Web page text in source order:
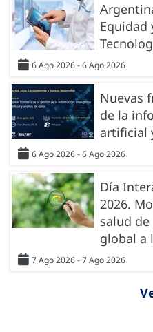
Equidad
6 Ago 2026 - 6 Ago 2026
Nuevas
de la
artificial
6 Ago 2026 - 6 Ago 2026
Día
2026.
salud
global a
7 Ago 2026 - 7 Ago 2026